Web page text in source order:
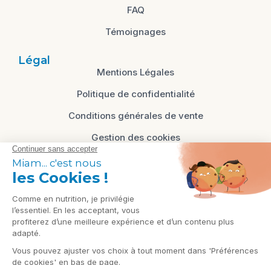
FAQ
Témoignages
Légal
Mentions Légales
Politique de confidentialité
Conditions générales de vente
Gestion des cookies
Cliquez-ici pour modifier vos préférences en
matière de cookies
Contact
87 avenue Francois Mitterrand, 85340
Les Sables d'Olonne, Vendée - FRANCE